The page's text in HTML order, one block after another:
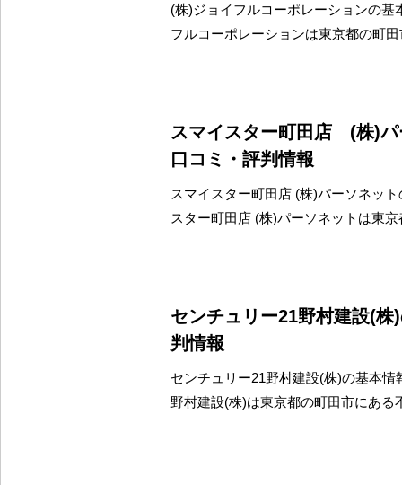
(株)ジョイフルコーポレーションの基
フルコーポレーションは東京都の町
スマイスター町田店 (株)パ
口コミ・評判情報
スマイスター町田店 (株)パーソネッ
スター町田店 (株)パーソネットは東京
センチュリー21野村建設(株
判情報
センチュリー21野村建設(株)の基本情
野村建設(株)は東京都の町田市にある